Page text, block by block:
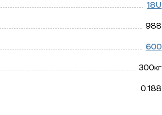
18U
988
600
300кг
0.188